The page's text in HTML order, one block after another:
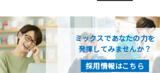
ミックスであなたの力を
発揮してみませんか？
採用情報はこちら